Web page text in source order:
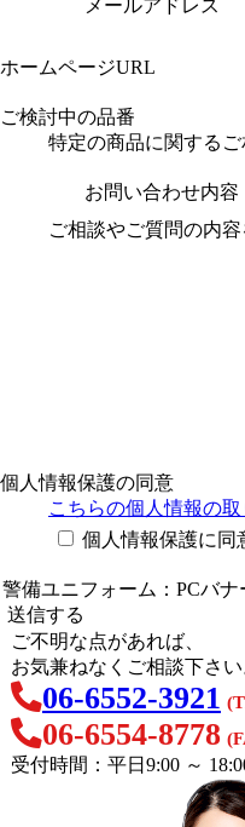
メールアドレス
ホームページURL
ご検討中の品番
特定の商品に関するご
お問い合わせ内容
ご相談やご質問の内容
個人情報保護の同意
こちらの個人情報の
個人情報保護に同
ご不明な点があれば、
お気兼ねなくご相談下さい
06-6552-3921
06-6554-8778
受付時間：平日9:00 ～